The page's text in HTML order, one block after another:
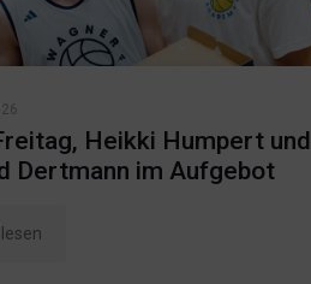
Heikki Humpert und
Dertmann im Aufgebot